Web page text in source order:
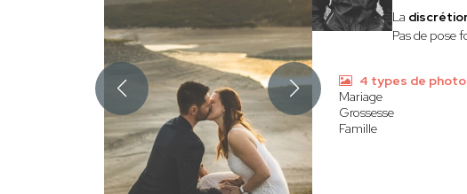
La
Pas de pose
4 types de
Mariage
Grossesse
Famille